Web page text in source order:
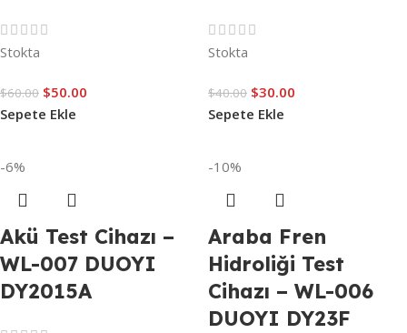
Stokta
$60.00 $50.00
Sepete Ekle
Stokta
$40.00 $30.00
Sepete Ekle
-6%
Akü Test Cihazı –
WL-007 DUOYI
DY2015A
-10%
Araba Fren
Hidroliği Test
Cihazı – WL-006
DUOYI DY23F